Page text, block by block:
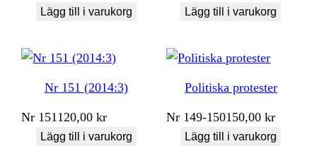
Lägg till i varukorg Lägg till i varukorg
Nr 151 (2014:3)
Nr 151120,00kr
Lägg till i varukorg
Politiska protester
Nr 149-150150,00kr
Lägg till i varukorg